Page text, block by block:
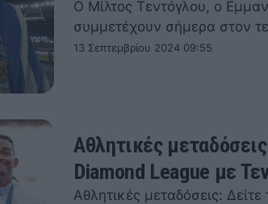
Ο Μίλτος Τεντόγλου, ο
συμμετέχουν σήμερα στον
13 Σεπτεμβρίου 2024 09:55
Αθλητικές
Diamond League με
Αθλητικές μεταδόσεις: